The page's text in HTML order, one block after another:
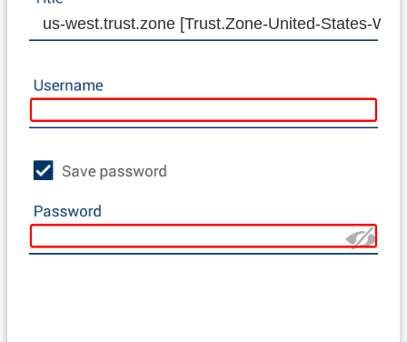
us-west.trust.zone [Trust.Zone-United-States-